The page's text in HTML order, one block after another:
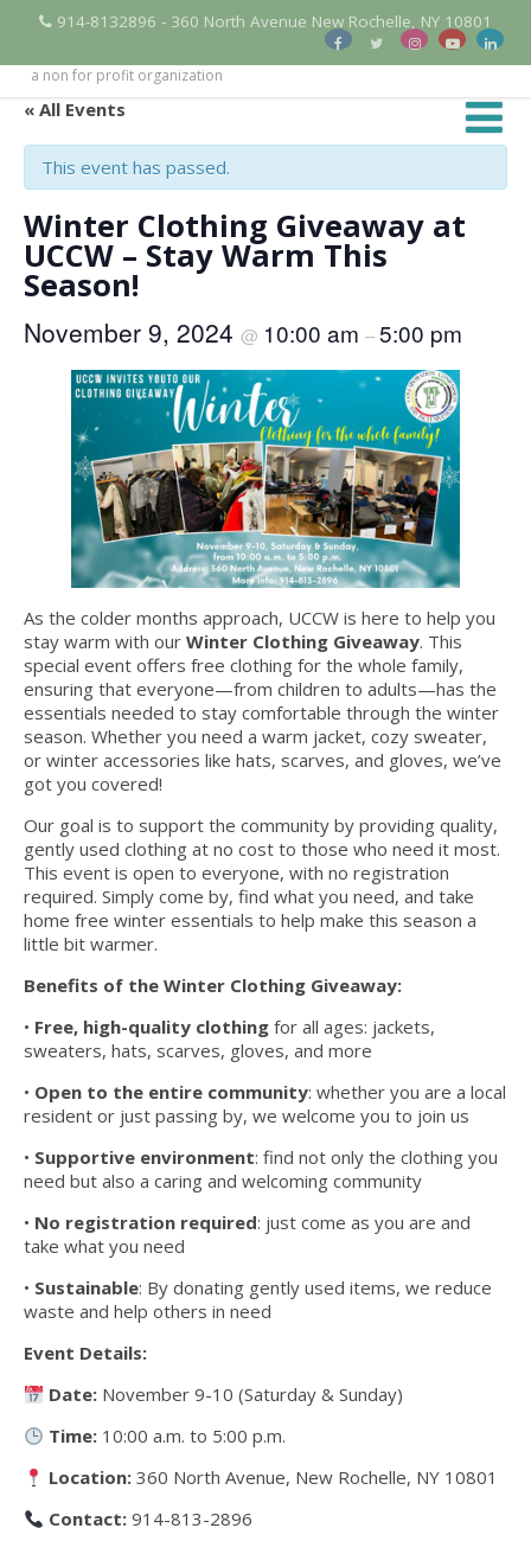
914-8132896 - 360 North Avenue New Rochelle, NY 10801
a non for profit organization
« All Events
This event has passed.
Winter Clothing Giveaway at
UCCW – Stay Warm This
Season!
November 9, 2024 @ 10:00 am –5:00 pm
As the colder months approach, UCCW is here to help you
stay warm with our Winter Clothing Giveaway. This
special event offers free clothing for the whole family,
ensuring that everyone—from children to adults—has the
essentials needed to stay comfortable through the winter
season. Whether you need a warm jacket, cozy sweater,
or winter accessories like hats, scarves, and gloves, we’ve
got you covered!
Our goal is to support the community by providing quality,
gently used clothing at no cost to those who need it most.
This event is open to everyone, with no registration
required. Simply come by, find what you need, and take
home free winter essentials to help make this season a
little bit warmer.
Benefits of the Winter Clothing Giveaway:
• Free, high-quality clothing for all ages: jackets,
sweaters, hats, scarves, gloves, and more
• Open to the entire community: whether you are a local
resident or just passing by, we welcome you to join us
• Supportive environment: find not only the clothing you
need but also a caring and welcoming community
• No registration required: just come as you are and
take what you need
• Sustainable: By donating gently used items, we reduce
waste and help others in need
Event Details:
Date: November 9-10 (Saturday & Sunday)
Time: 10:00 a.m. to 5:00 p.m.
Location: 360 North Avenue, New Rochelle, NY 10801
Contact: 914-813-2896